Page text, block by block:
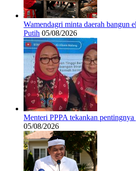
Wamendagri minta daerah bangun
Putih 05/08/2026
Menteri PPPA tekankan pentingnya
05/08/2026